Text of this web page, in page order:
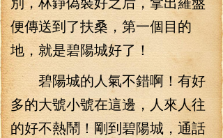
便傳送到了扶桑，第一個目的
地，就是碧陽城好了！
碧陽城的人氣不錯啊！有好
多的大號小號在這邊，人來人往
的好不熱鬧！剛到碧陽城，通話